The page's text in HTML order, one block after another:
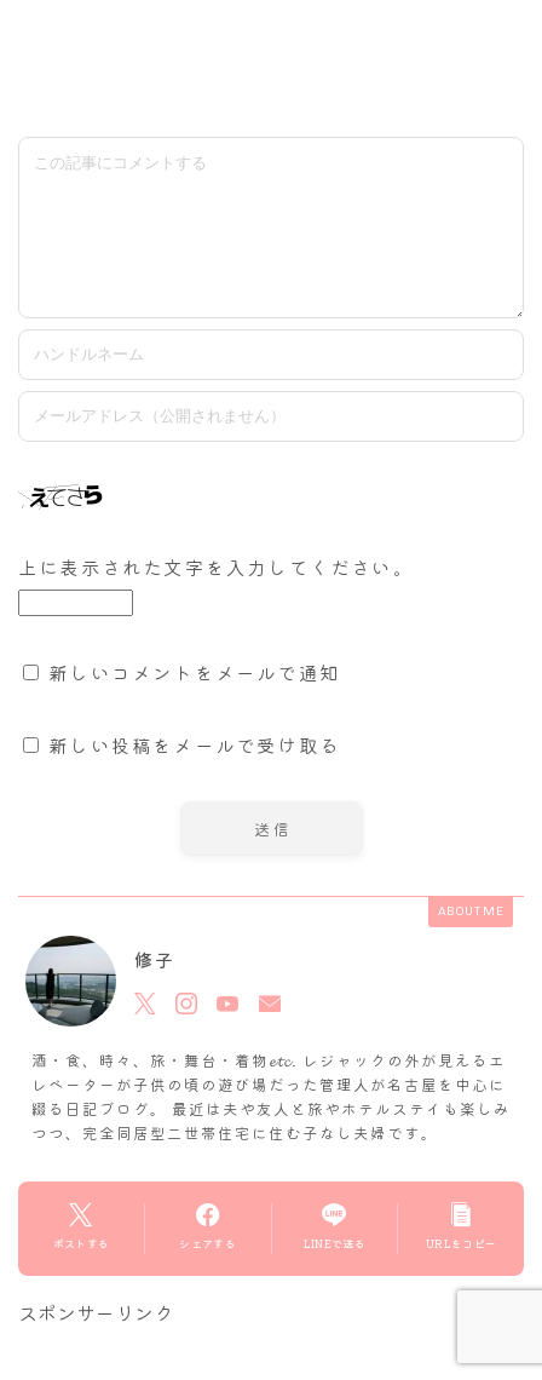
上に表示された文字を入力してください。
新しいコメントをメールで通知
新しい投稿をメールで受け取る
ABOUT ME
修子
酒・食、時々、旅・舞台・着物𝓮𝓽𝓬. レジャックの外が見えるエ
レベーターが子供の頃の遊び場だった管理人が名古屋を中心に
綴る日記ブログ。 最近は夫や友人と旅やホテルステイも楽しみ
つつ、完全同居型二世帯住宅に住む子なし夫婦です。
ポストする シェアする LINEで送る URLをコピー
スポンサーリンク